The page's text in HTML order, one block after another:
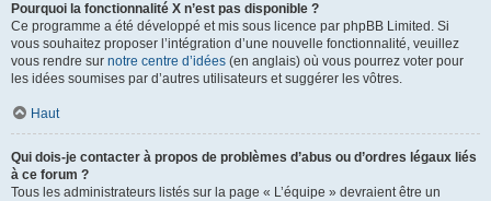
Pourquoi la fonctionnalité X n’est pas disponible ?
Ce programme a été développé et mis sous licence par phpBB Limited. Si
vous souhaitez proposer l’intégration d’une nouvelle fonctionnalité, veuillez
vous rendre sur notre centre d’idées (en anglais) où vous pourrez voter pour
les idées soumises par d’autres utilisateurs et suggérer les vôtres.
Haut
Qui dois-je contacter à propos de problèmes d’abus ou d’ordres légaux liés
à ce forum ?
Tous les administrateurs listés sur la page « L’équipe » devraient être un